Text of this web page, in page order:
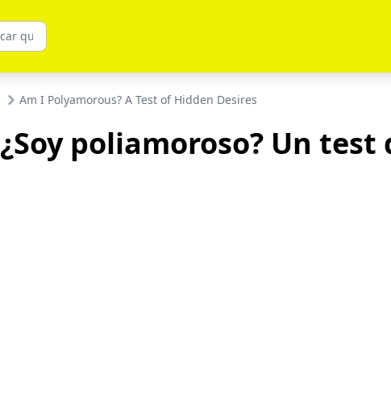
Am I Polyamorous? A Test of Hidden Desires
¿Soy poliamoroso? Un test